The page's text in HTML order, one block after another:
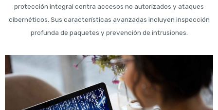
protección integral contra accesos no autorizados y ataques
cibernéticos. Sus características avanzadas incluyen inspección
profunda de paquetes y prevención de intrusiones.